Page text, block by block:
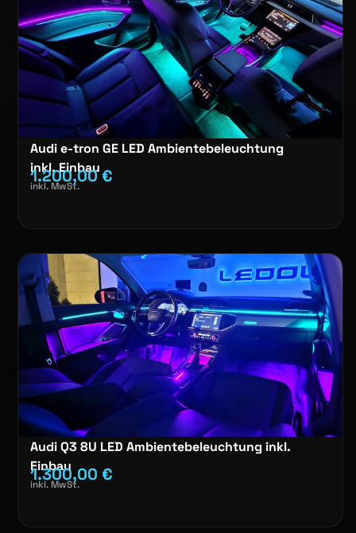
Audi e-tron GE LED Ambientebeleuchtung
inkl. Einbau
1.200,00€
inkl. MwSt.
Audi Q3 8U LED Ambientebeleuchtung inkl.
Einbau
1.300,00€
inkl. MwSt.